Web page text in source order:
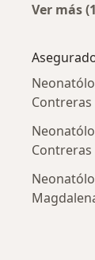
Ver más
Contreras
Contreras